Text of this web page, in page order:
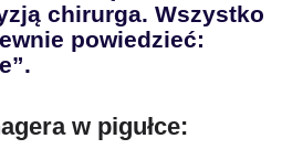
chirurga. Wszystko
powiedzieć:
w pigułce: